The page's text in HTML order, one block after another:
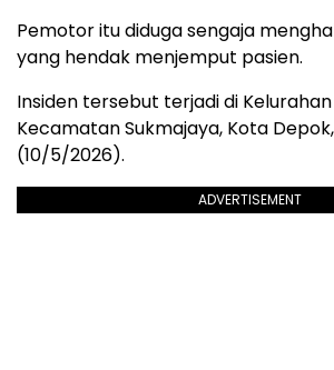
Pemotor itu diduga sengaja
yang hendak menjemput pasien.
Insiden tersebut terjadi di
Kecamatan Sukmajaya, Kota
(10/5/2026).
ADVERTISEMENT